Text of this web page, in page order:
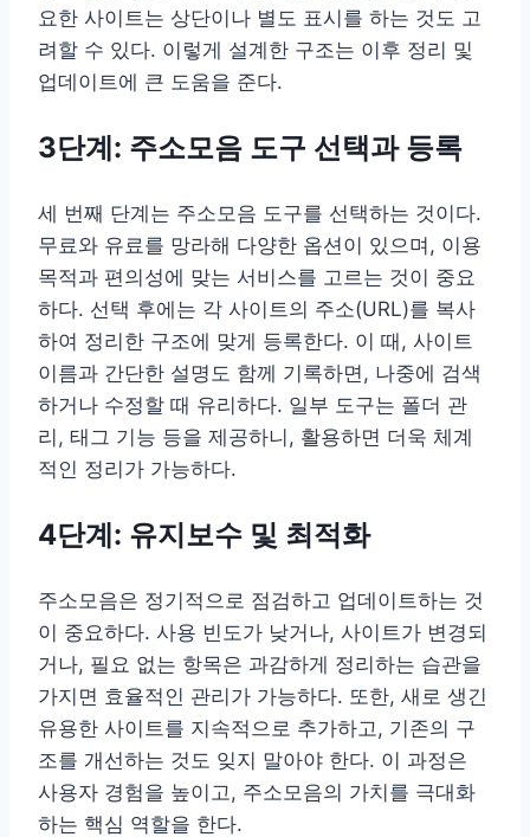
요한 사이트는 상단이나 별도 표시를 하는 것도 고
려할 수 있다. 이렇게 설계한 구조는 이후 정리 및
업데이트에 큰 도움을 준다.
3단계: 주소모음 도구 선택과 등록
세 번째 단계는 주소모음 도구를 선택하는 것이다.
무료와 유료를 망라해 다양한 옵션이 있으며, 이용
목적과 편의성에 맞는 서비스를 고르는 것이 중요
하다. 선택 후에는 각 사이트의 주소(URL)를 복사
하여 정리한 구조에 맞게 등록한다. 이 때, 사이트
이름과 간단한 설명도 함께 기록하면, 나중에 검색
하거나 수정할 때 유리하다. 일부 도구는 폴더 관
리, 태그 기능 등을 제공하니, 활용하면 더욱 체계
적인 정리가 가능하다.
4단계: 유지보수 및 최적화
주소모음은 정기적으로 점검하고 업데이트하는 것
이 중요하다. 사용 빈도가 낮거나, 사이트가 변경되
거나, 필요 없는 항목은 과감하게 정리하는 습관을
가지면 효율적인 관리가 가능하다. 또한, 새로 생긴
유용한 사이트를 지속적으로 추가하고, 기존의 구
조를 개선하는 것도 잊지 말아야 한다. 이 과정은
사용자 경험을 높이고, 주소모음의 가치를 극대화
하는 핵심 역할을 한다.